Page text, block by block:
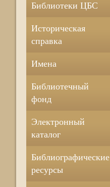
Библиотеки ЦБС
Историческая
справка
Имена
Библиотечный
фонд
Электронный
каталог
Библиографические
ресурсы